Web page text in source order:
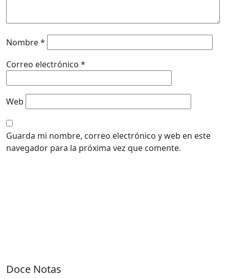
Nombre*
Correo electrónico *
Web
Guarda mi nombre, correo electrónico y web en este
navegador para la próxima vez que comente.
Doce Notas